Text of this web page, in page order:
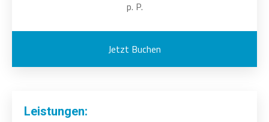
p. P.
Jetzt Buchen
Leistungen: